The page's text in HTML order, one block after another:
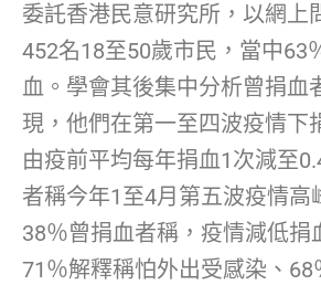
委託香港民意研究所，以網上
452名18至50歲市民，當中63
血。學會其後集中分析曾捐血
現，他們在第一至四波疫情下
由疫前平均每年捐血1次減至
者稱今年1至4月第五波疫情高
38％曾捐血者稱，疫情減低捐
71％解釋稱怕外出受感染、68